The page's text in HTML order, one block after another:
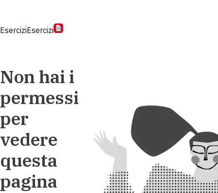
EserciziEsercizi
Non hai i
permessi
per
vedere
questa
pagina